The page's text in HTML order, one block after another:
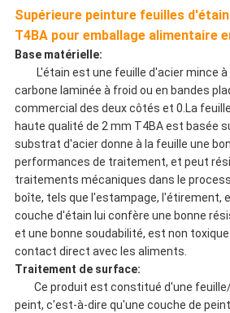
DE
CONFIDENTIALITÉ
Supérieure peinture feuilles
T4BA pour emballage alimentaire
Base matérielle:
L'étain est une feuille d'acier mince
carbone laminée à froid ou en bandes
commercial des deux côtés et 0.La
haute qualité de 2 mm T4BA est basée
substrat d'acier donne à la feuille une
performances de traitement, et peut
traitements mécaniques dans le
boîte, tels que l'estampage, l'étirement,
couche d'étain lui confère une bonne
et une bonne soudabilité, est non
contact direct avec les aliments.
Traitement de surface:
Ce produit est constitué d'une
peint, c'est-à-dire qu'une couche de